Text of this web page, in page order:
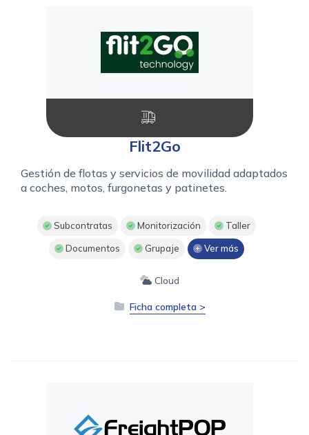
Flit2Go
Gestión de flotas y servicios de movilidad adaptados
a coches, motos, furgonetas y patinetes.
Subcontratas Monitorización Taller
Documentos Grupaje Ver más
Cloud
Ficha completa >